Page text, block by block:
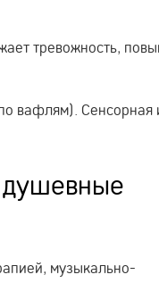
тревожность,
вафлям). Сенсорная
душевные
музыкально-